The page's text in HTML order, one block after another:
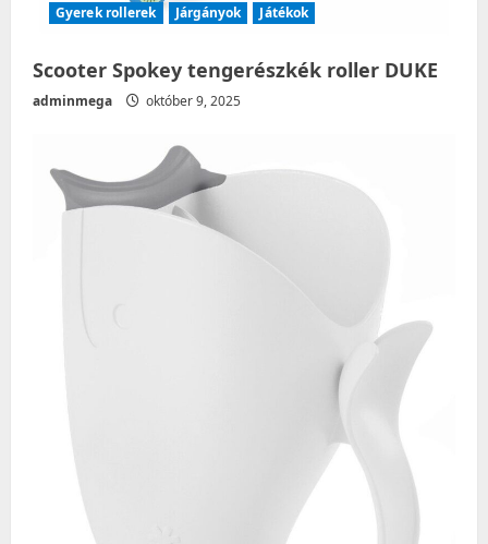
Gyerek rollerek Járgányok Játékok
Scooter Spokey tengerészkék roller DUKE
adminmega október 9, 2025